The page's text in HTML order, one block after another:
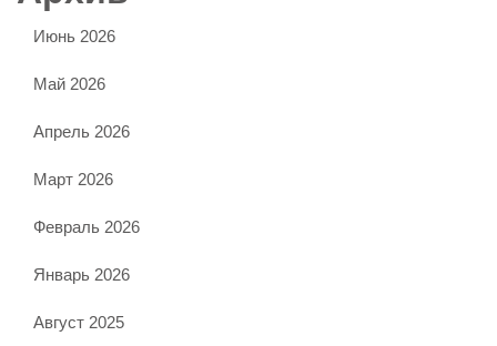
Июнь 2026
Май 2026
Апрель 2026
Март 2026
Февраль 2026
Январь 2026
Август 2025